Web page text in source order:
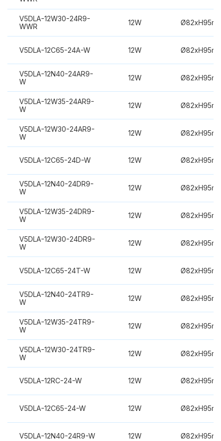
V5DLA-12W30-24R9-
WWR
12W
V5DLA-12C65-24A-W 12W
V5DLA-12N40-24AR9-
W
12W
V5DLA-12W35-24AR9-
W
12W
V5DLA-12W30-24AR9-
W
12W
V5DLA-12C65-24D-W 12W
V5DLA-12N40-24DR9-
W
12W
V5DLA-12W35-24DR9-
W
12W
V5DLA-12W30-24DR9-
W
12W
V5DLA-12C65-24T-W 12W
V5DLA-12N40-24TR9-
W
12W
V5DLA-12W35-24TR9-
W
12W
V5DLA-12W30-24TR9-
W
12W
V5DLA-12RC-24-W 12W
V5DLA-12C65-24-W 12W
V5DLA-12N40-24R9-W 12W